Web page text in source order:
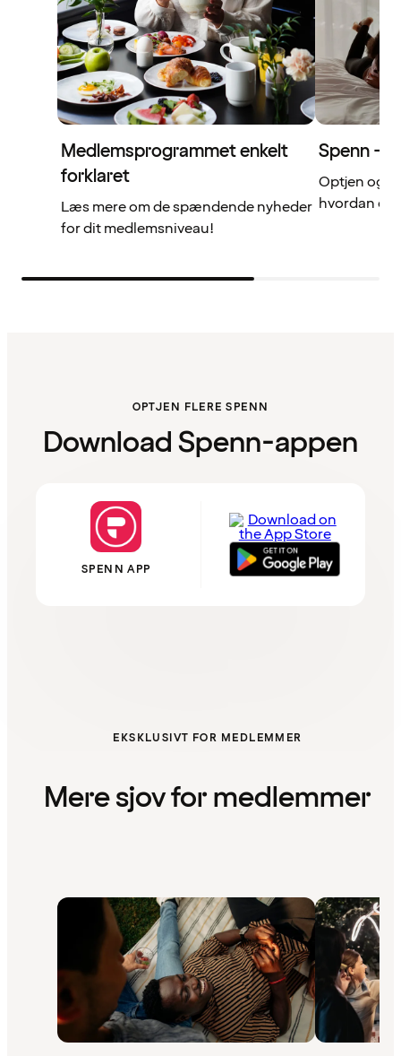
Medlemsprogrammet enkelt
forklaret
Læs mere om de spændende nyheder
for dit medlemsniveau!
Spenn –
Optjen og
hvordan
OPTJEN FLERE SPENN
Download Spenn-appen
SPENN APP
EKSKLUSIVT FOR MEDLEMMER
Mere sjov for medlemmer